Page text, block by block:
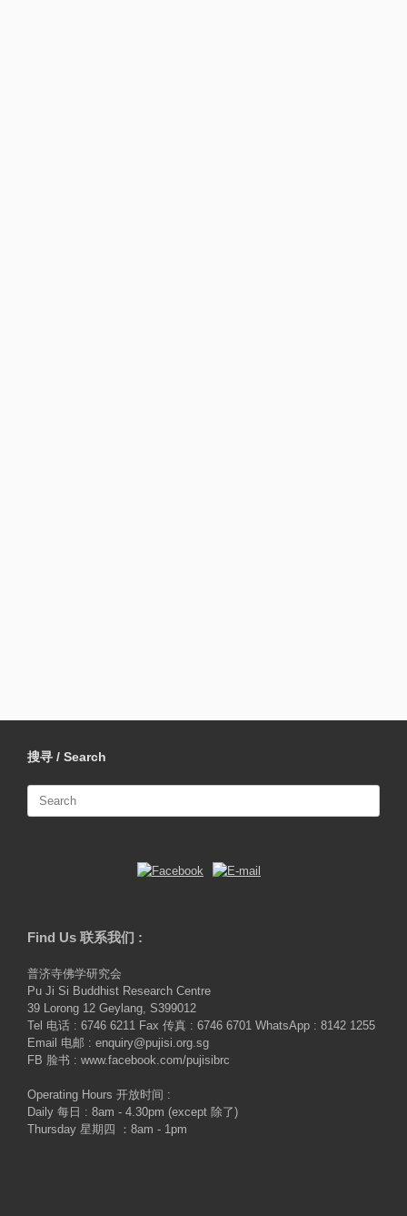
搜寻 / Search
for:
Find Us 联系我们 :
普济寺佛学研究会
Pu Ji Si Buddhist Research Centre
39 Lorong 12 Geylang, S399012
Tel 电话 : 6746 6211 Fax 传真 : 6746 6701 WhatsApp : 8142 1255
Email 电邮 : enquiry@pujisi.org.sg
FB 脸书 : www.facebook.com/pujisibrc
Operating Hours 开放时间 :
Daily 每日 : 8am - 4.30pm (except 除了)
Thursday 星期四 ：8am - 1pm